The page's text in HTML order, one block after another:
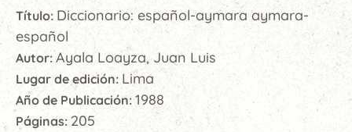
Título: Diccionario: español-aymara aymara-
español
Autor: Ayala Loayza, Juan Luis
Lugar de edición: Lima
Año de Publicación:1988
Páginas: 205